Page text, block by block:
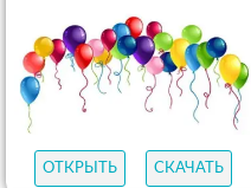
ОТКРЫТЬ СКАЧАТЬ